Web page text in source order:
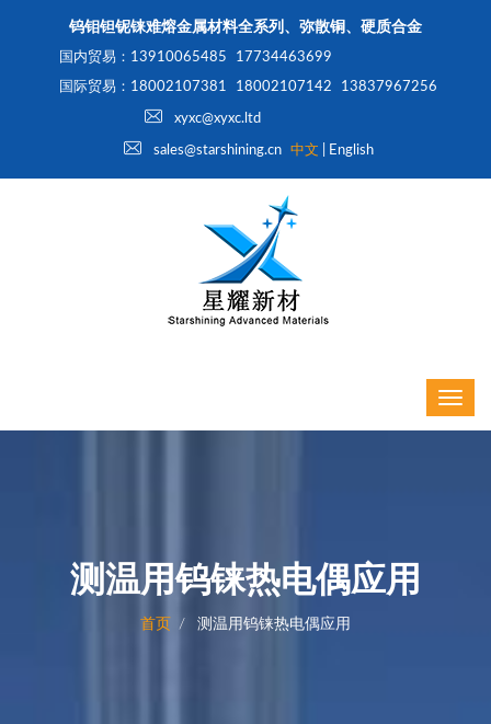
钨钼钽铌铼难熔金属材料全系列、弥散铜、硬质合金
国内贸易：13910065485
国际贸易：18002107381
17734463699
18002107142 13837967256
xyxc@xyxc.ltd
sales@starshining.cn 中文 English
测温用钨铼热电偶应用
首页 测温用钨铼热电偶应用